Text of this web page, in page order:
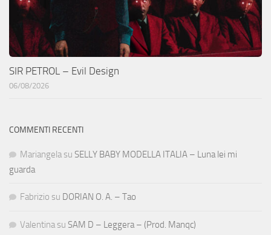
SIR PETROL – Evil Design
06/08/2026
COMMENTI RECENTI
Mariangela su SELLY BABY MODELLA ITALIA – Luna lei mi
guarda
Fabrizio su DORIAN O. A. – Tao
Valentina su SAM D – Leggera – (Prod. Manqc)